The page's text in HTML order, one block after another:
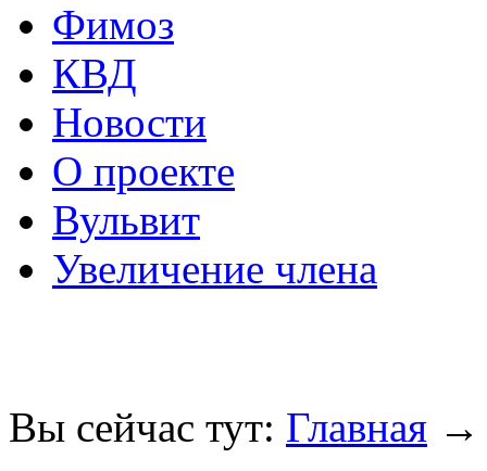
Фимоз
КВД
Новости
О проекте
Вульвит
Увеличение члена
Вы сейчас тут: Главная